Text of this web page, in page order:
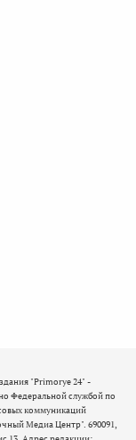
"Primorye 24" -
Федеральной службой по
коммуникаций
Медиа Центр". 690091,